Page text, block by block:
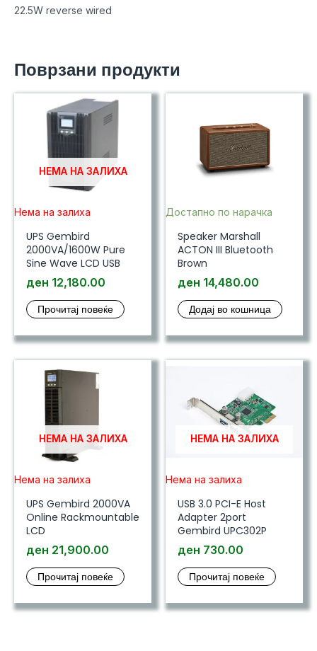
22.5W reverse wired
Поврзани продукти
НЕМА НА ЗАЛИХА
Нема на залиха
UPS Gembird
2000VA/1600W Pure
Sine Wave LCD USB
ден 12,180.00
Прочитај повеќе
Достапно по нарачка
Speaker Marshall
ACTON III Bluetooth
Brown
ден 14,480.00
Додај во кошница
НЕМА НА ЗАЛИХА
Нема на залиха
UPS Gembird 2000VA
Online Rackmountable
LCD
ден 21,900.00
Прочитај повеќе
НЕМА НА ЗАЛИХА
Нема на залиха
USB 3.0 PCI-E Host
Adapter 2port
Gembird UPC302P
ден 730.00
Прочитај повеќе